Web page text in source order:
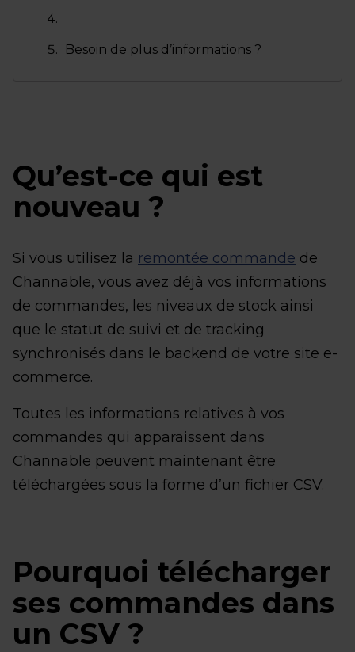
Besoin de plus d’informations ?
Qu’est-ce qui est
nouveau ?
Si vous utilisez la remontée commande de
Channable, vous avez déjà vos informations
de commandes, les niveaux de stock ainsi
que le statut de suivi et de tracking
synchronisés dans le backend de votre site e-
commerce.
Toutes les informations relatives à vos
commandes qui apparaissent dans
Channable peuvent maintenant être
téléchargées sous la forme d’un fichier CSV.
Pourquoi télécharger
ses commandes dans
un CSV ?